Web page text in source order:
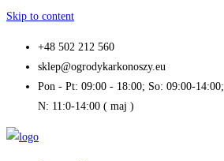
Skip to content
+48 502 212 560
sklep@ogrodykarkonoszy.eu
Pon - Pt: 09:00 - 18:00; So: 09:00-14:00;
N: 11:0-14:00 ( maj )